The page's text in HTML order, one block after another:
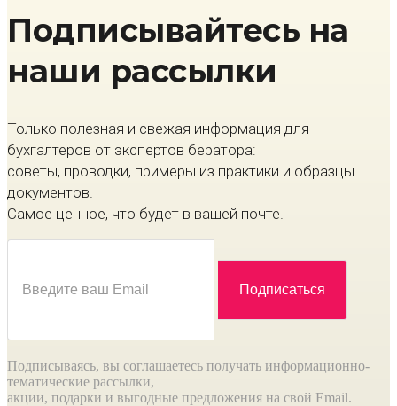
Подписывайтесь на
наши рассылки
Только полезная и свежая информация для
бухгалтеров от экспертов бератора:
советы, проводки, примеры из практики и образцы
документов.
Самое ценное, что будет в вашей почте.
Подписываясь, вы соглашаетесь получать информационно-
тематические рассылки,
акции, подарки и выгодные предложения на свой Email.